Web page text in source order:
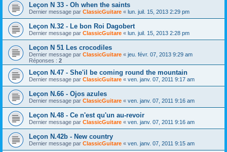
Leçon N 33 - Oh when the saints
Dernier message par ClassicGuitare « lun. juil. 15, 2013 2:29 pm
Leçon N.32 - Le bon Roi Dagobert
Dernier message par ClassicGuitare « lun. juil. 15, 2013 2:28 pm
Leçon N 51 Les crocodiles
Dernier message par ClassicGuitare « jeu. févr. 07, 2013 9:29 am
Réponses : 2
Leçon N.47 - She'il be coming round the mountain
Dernier message par ClassicGuitare « ven. janv. 07, 2011 9:17 am
Leçon N.66 - Ojos azules
Dernier message par ClassicGuitare « ven. janv. 07, 2011 9:16 am
Leçon N.48 - Ce n'est qu'un au-revoir
Dernier message par ClassicGuitare « ven. janv. 07, 2011 9:16 am
Leçon N.42b - New country
Dernier message par ClassicGuitare « ven. janv. 07, 2011 9:15 am